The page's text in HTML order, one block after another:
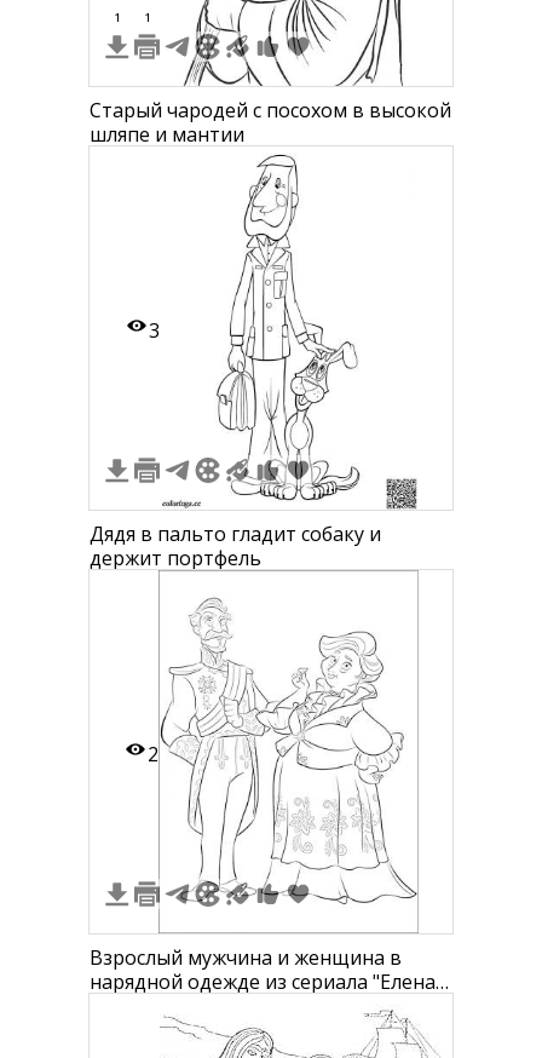
1 1
Старый чародей с посохом в высокой
шляпе и мантии
3
Дядя в пальто гладит собаку и
держит портфель
2
Взрослый мужчина и женщина в
нарядной одежде из сериала "Елена -